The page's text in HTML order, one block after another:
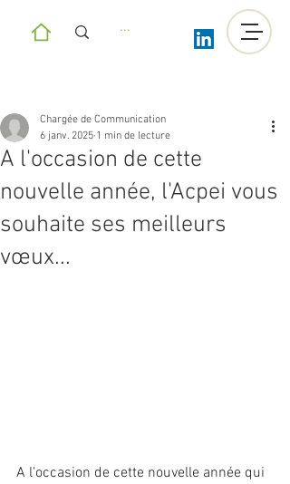
A l'occasion de cette
nouvelle année, l'Acpei vous
souhaite ses meilleurs
vœux...
Chargée de Communication
6 janv. 2025 1 min de lecture
A l'occasion de cette nouvelle année qui